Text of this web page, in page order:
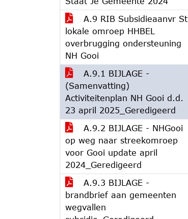
A.9 RIB Subsidieaanvr St
lokale omroep HHBEL
overbrugging ondersteuning
NH Gooi
A.9.1 BIJLAGE -
(Samenvatting)
Activiteitenplan NH Gooi d.d.
23 april 2025_Geredigeerd
A.9.2 BIJLAGE - NHGooi
op weg naar streekomroep
voor Gooi update april
2024_Geredigeerd
A.9.3 BIJLAGE -
brandbrief aan gemeenten
wegvallen